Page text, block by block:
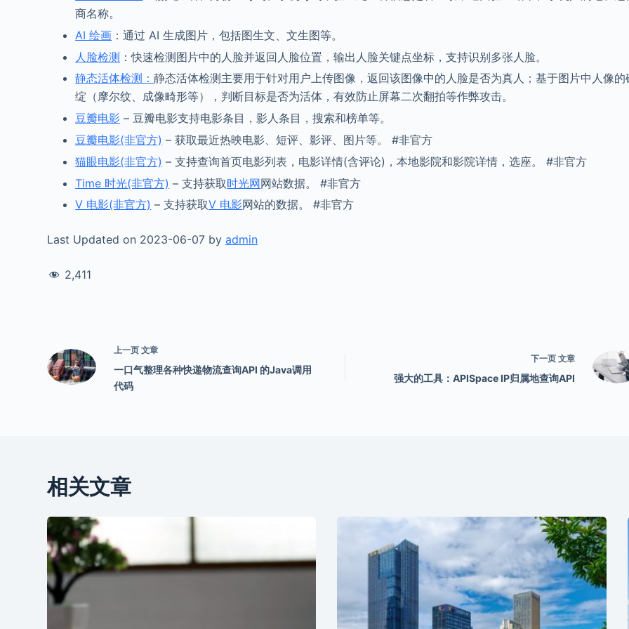
商名称。
AI 绘画 ：通过 AI 生成图片，包括图生文、文生图等。
人脸检测 ：快速检测图片中的人脸并返回人脸位置，输出人脸关键点坐标，支持识别多张人脸。
静态活体检测：静态活体检测主要用于针对用户上传图像，返回该图像中的人脸是否为真人；基于图片中人像的
绽（摩尔纹、成像畸形等），判断目标是否为活体，有效防止屏幕二次翻拍等作弊攻击。
豆瓣电影 – 豆瓣电影支持电影条目，影人条目，搜索和榜单等。
豆瓣电影(非官方) – 获取最近热映电影、短评、影评、图片等。 #非官方
猫眼电影(非官方) – 支持查询首页电影列表，电影详情(含评论)，本地影院和影院详情，选座。 #非官方
Time 时光(非官方) – 支持获取时光网网站数据。 #非官方
V 电影(非官方) – 支持获取V 电影网站的数据。 #非官方
Last Updated on 2023-06-07 byadmin
2,411
上一页文章
一口气整理各种快递物流查询API 的Java调用
代码
下一页 文章
强大的工具：APISpace IP归属地查询API
相关文章